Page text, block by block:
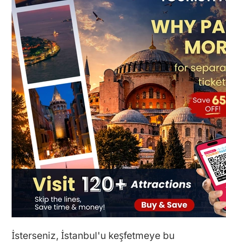
İsterseniz, İstanbul'u keşfetmeye bu